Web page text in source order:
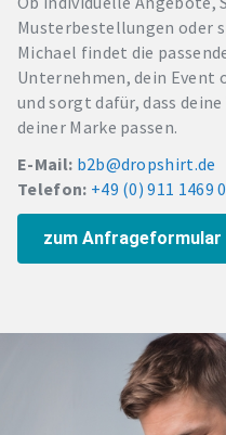
Musterbestellungen oder
Michael findet die
Unternehmen, dein
und sorgt dafür, dass
deiner Marke passen.
E-Mail: b2b@dropshirt.de
Telefon: +49 (0) 911 1469
zum Anfrageformular